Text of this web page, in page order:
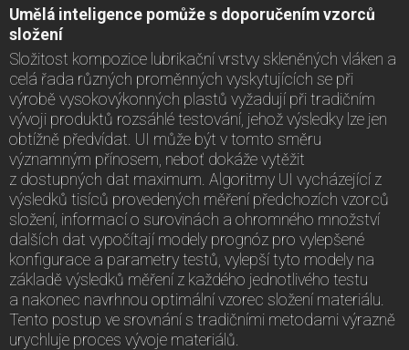
Umělá inteligence pomůže s doporučením vzorců
složení
Složitost kompozice lubrikační vrstvy skleněných vláken a
celá řada různých proměnných vyskytujících se při
výrobě vysokovýkonných plastů vyžadují při tradičním
vývoji produktů rozsáhlé testování, jehož výsledky lze jen
obtížně předvídat. UI může být v tomto směru
významným přínosem, neboť dokáže vytěžit
z dostupných dat maximum. Algoritmy UI vycházející z
výsledků tisíců provedených měření předchozích vzorců
složení, informací o surovinách a ohromného množství
dalších dat vypočítají modely prognóz pro vylepšené
konfigurace a parametry testů, vylepší tyto modely na
základě výsledků měření z každého jednotlivého testu
a nakonec navrhnou optimální vzorec složení materiálu.
Tento postup ve srovnání s tradičními metodami výrazně
urychluje proces vývoje materiálů.